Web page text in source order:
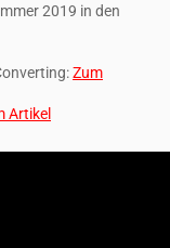
2019 in den
Zum
Artikel